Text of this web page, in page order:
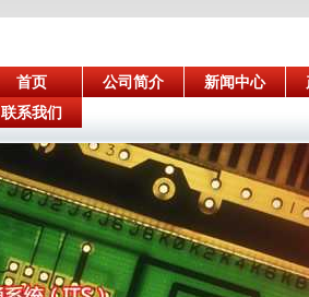
首页 公司简介 新闻中心
联系我们